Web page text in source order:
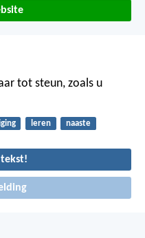
tot steun, zoals u
leren naaste